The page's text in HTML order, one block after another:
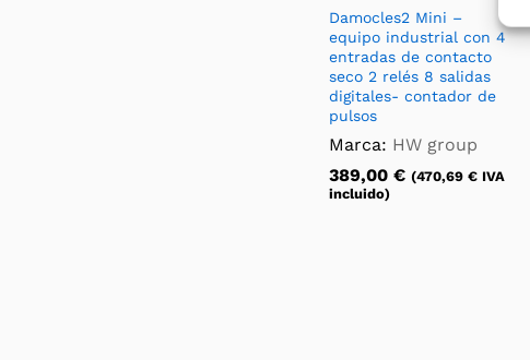
Damocles2 Mini –
equipo industrial con 4
entradas de contacto
seco 2 relés 8 salidas
digitales- contador de
pulsos
Marca: HW group
389,00 € (470,69 €IVA
incluido)